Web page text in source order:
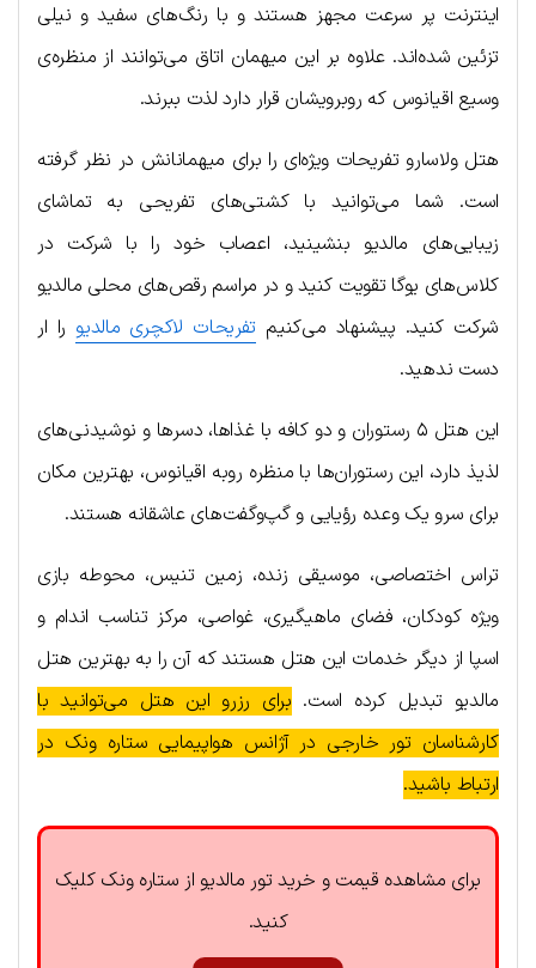
اینترنت پر سرعت مجهز هستند و با رنگ‌های سفید و نیلی
تزئین شده‌اند. علاوه بر این میهمان اتاق می‌توانند از منظره‌ی
وسیع اقیانوس که روبرویشان قرار دارد لذت ببرند.
هتل ولاسارو تفریحات ویژه‌ای را برای میهمانانش در نظر گرفته
است. شما می‎‌توانید با کشتی‌های تفریحی به تماشای
زیبایی‌های مالدیو بنشینید، اعصاب خود را با شرکت در
کلاس‌های یوگا تقویت کنید و در مراسم رقص‌های محلی مالدیو
شرکت کنید. پیشنهاد می‌کنیم تفریحات لاکچری مالدیو را ار
دست ندهید.
این هتل ۵ رستوران و دو کافه با غذاها، دسرها و نوشیدنی‌های
لذیذ دارد، این رستوران‌ها با منظره روبه اقیانوس، بهترین مکان
برای سرو یک وعده رؤیایی و گپ‌وگفت‌های عاشقانه هستند.
تراس اختصاصی، موسیقی زنده، زمین تنیس، محوطه بازی
ویژه کودکان، فضای ماهیگیری، غواصی، مرکز تناسب اندام و
اسپا از دیگر خدمات این هتل هستند که آن را به بهترین هتل
مالدیو تبدیل کرده است. برای رزرو این هتل می‌توانید با
کارشناسان تور خارجی در آژانس هواپیمایی ستاره ونک در
ارتباط باشید.
برای مشاهده قیمت و خرید تور مالدیو از ستاره ونک کلیک
کنید.